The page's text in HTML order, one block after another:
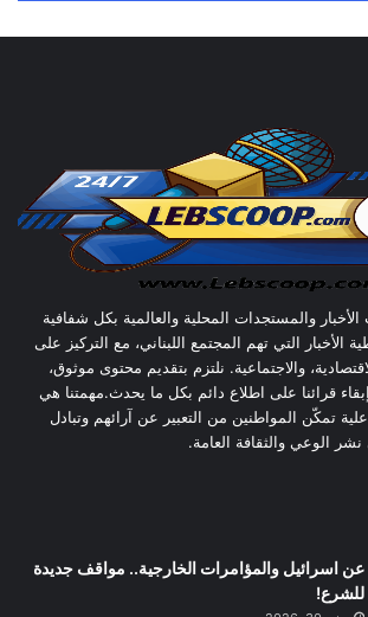
والمستجدات المحلية والعالمية بكل شفافية
التي تهم المجتمع اللبناني، مع التركيز على
والاجتماعية. نلتزم بتقديم محتوى موثوق،
قرائنا على اطلاع دائم بكل ما يحدث.مهمتنا هي
تمكّن المواطنين من التعبير عن آرائهم وتبادل
الوعي والثقافة العامة.
عن اسرائيل والمؤامرات الخارجية.. مواقف جديدة
للشرع!